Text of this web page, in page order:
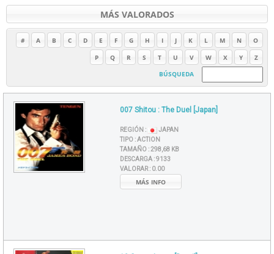
MÁS VALORADOS
# A B C D E F G H I J K L M N
O
P
Q R S T U V W X Y
Z
BÚSQUEDA
007 Shitou : The Duel [Japan]
REGIÓN :
JAPAN
TIPO :ACTION
TAMAÑO :298,68 KB
DESCARGA :9133
VALORAR : 0.00
MÁS INFO